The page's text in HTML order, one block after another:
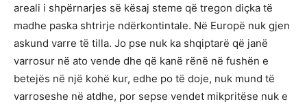
areali i shpërnarjes së kësaj steme që tregon diçka të
madhe paska shtrirje ndërkontintale. Në Europë nuk gjen
askund varre të tilla. Jo pse nuk ka shqiptarë që janë
varrosur në ato vende dhe që kanë rënë në fushën e
betejës në një kohë kur, edhe po të doje, nuk mund të
varroseshe në atdhe, por sepse vendet mikpritëse nuk e